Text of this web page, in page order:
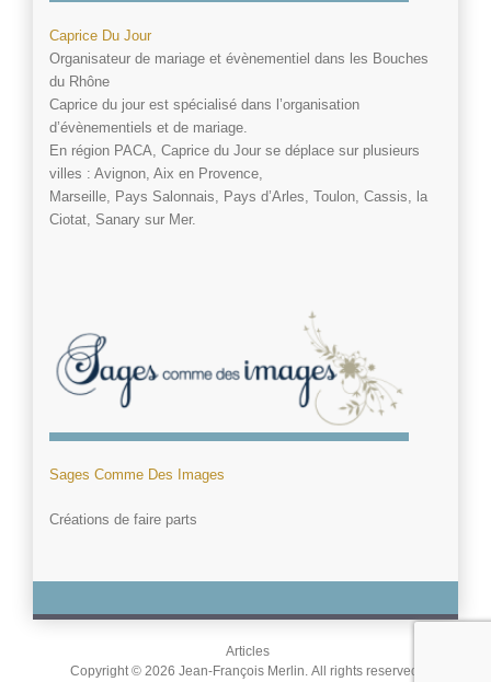
Caprice Du Jour
Organisateur de mariage et évènementiel dans les Bouches
du Rhône
Caprice du jour est spécialisé dans l’organisation
d’évènementiels et de mariage.
En région PACA, Caprice du Jour se déplace sur plusieurs
villes : Avignon, Aix en Provence,
Marseille, Pays Salonnais, Pays d’Arles, Toulon, Cassis, la
Ciotat, Sanary sur Mer.
Sages Comme Des Images
Créations de faire parts
Articles
Copyright © 2026 Jean-François Merlin. All rights reserved.